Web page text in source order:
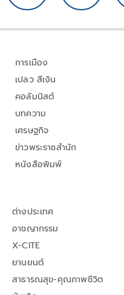
การเมือง
เปลว สีเงิน
คอลัมนิสต์
บทความ
เศรษฐกิจ
ข่าวพระราชสำนัก
หนังสือพิมพ์
ต่างประเทศ
อาชญากรรม
X-CITE
ยานยนต์
สาธารณสุข-คุณภาพชีวิต